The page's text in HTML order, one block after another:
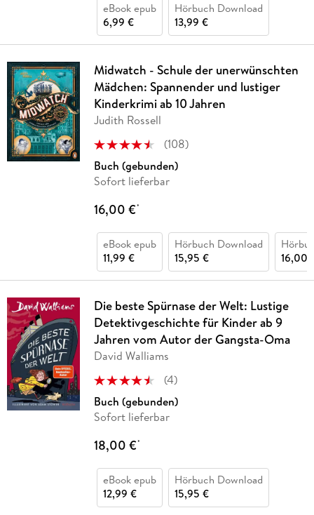
eBook epub
6,99 €
Hörbuch Download
13,99 €
Midwatch - Schule der unerwünschten
Mädchen: Spannender und lustiger
Kinderkrimi ab 10 Jahren
Judith Rossell
(108)
Buch (gebunden)
Sofort lieferbar
16,00 €*
eBook epub
11,99 €
Hörbuch Download
15,95 €
16,00
Die beste Spürnase der Welt: Lustige
Detektivgeschichte für Kinder ab 9
Jahren vom Autor der Gangsta-Oma
David Walliams
(4)
Buch (gebunden)
Sofort lieferbar
18,00 €*
eBook epub
12,99 €
Hörbuch Download
15,95 €